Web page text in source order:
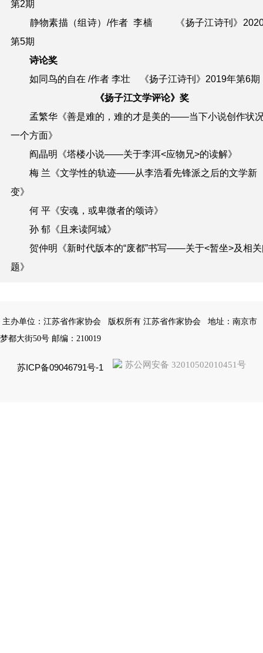
第2期
静物素描（组诗）/作者 李樯 《扬子江诗刊》
第5期
诗论奖
如同鸟的自在 /作者 李壮 《扬子江诗刊》2019年第6期
《扬子江文学评论》奖
孟繁华《善是难的，难的才是美的——当下小说创作状
一个方面》
阎晶明《塔楼小说——关于李洱<应物兄>的读解》
梅 兰《文学性的轨迹——从李浩看先锋派之后的文学新
变》
何 平《安魂，或卑微者的颂诗》
孙 郁《且来读阿城》
贺仲明《新时代版本的“废都”书写——关于<暂坐>及相
题》
主办单位：江苏省作家协会 版权所有 江苏省作家协会
地址：南京市
梦都大街50号 邮编：210019
苏ICP备09046791号-1 苏公网安备 32010502010451号